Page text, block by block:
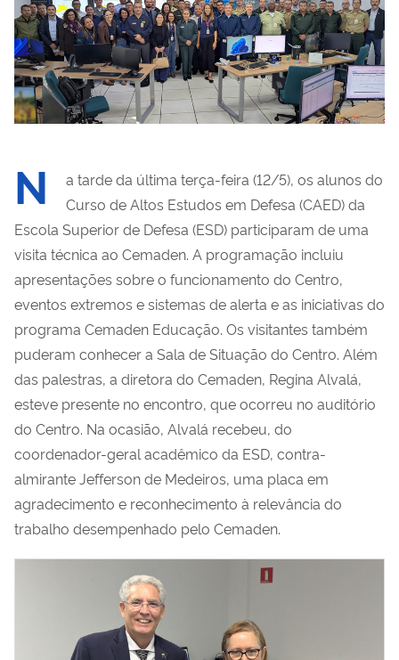
N
a tarde da última terça-feira (12/5), os alunos do
Curso de Altos Estudos em Defesa (CAED) da
Escola Superior de Defesa (ESD) participaram de uma
visita técnica ao Cemaden. A programação incluiu
apresentações sobre o funcionamento do Centro,
eventos extremos e sistemas de alerta e as iniciativas do
programa Cemaden Educação. Os visitantes também
puderam conhecer a Sala de Situação do Centro. Além
das palestras, a diretora do Cemaden, Regina Alvalá,
esteve presente no encontro, que ocorreu no auditório
do Centro. Na ocasião, Alvalá recebeu, do
coordenador-geral acadêmico da ESD, contra-
almirante Jefferson de Medeiros, uma placa em
agradecimento e reconhecimento à relevância do
trabalho desempenhado pelo Cemaden.